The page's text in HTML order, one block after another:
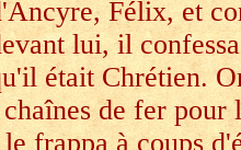
Félix, et
lui, il
était Chrétien.
de fer
frappa à coups